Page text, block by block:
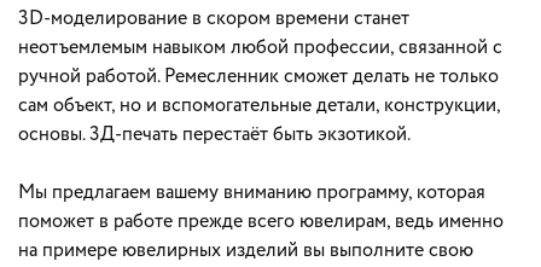
3D-моделирование в скором времени станет
неотъемлемым навыком любой профессии, связанной с
ручной работой. Ремесленник сможет делать не только
сам объект, но и вспомогательные детали, конструкции,
основы. 3Д-печать перестаёт быть экзотикой.
Мы предлагаем вашему вниманию программу, которая
поможет в работе прежде всего ювелирам, ведь именно
на примере ювелирных изделий вы выполните свою